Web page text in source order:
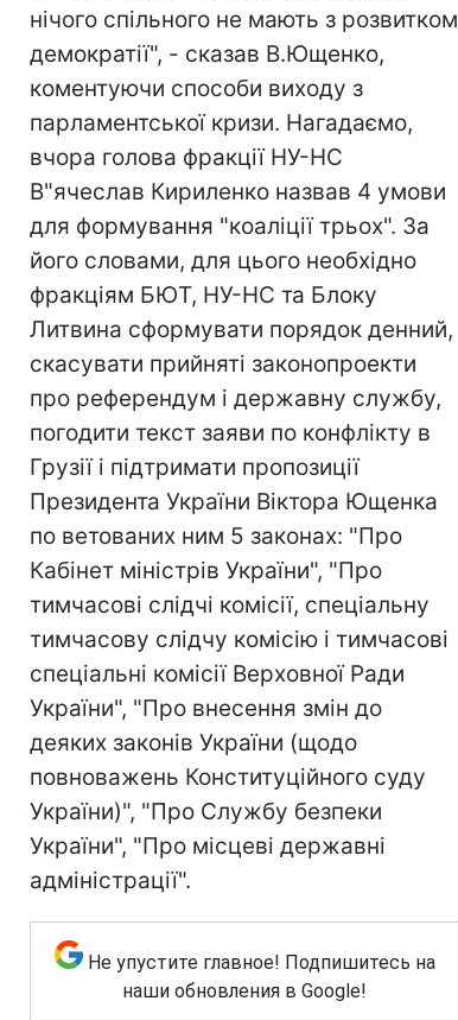
нічого спільного не мають з розвитком
демократії", - сказав В.Ющенко,
коментуючи способи виходу з
парламентської кризи. Нагадаємо,
вчора голова фракції НУ-НС
В"ячеслав Кириленко назвав 4 умови
для формування "коаліції трьох". За
його словами, для цього необхідно
фракціям БЮТ, НУ-НС та Блоку
Литвина сформувати порядок денний,
скасувати прийняті законопроекти
про референдум і державну службу,
погодити текст заяви по конфлікту в
Грузії і підтримати пропозиції
Президента України Віктора Ющенка
по ветованих ним 5 законах: "Про
Кабінет міністрів України", "Про
тимчасові слідчі комісії, спеціальну
тимчасову слідчу комісію і тимчасові
спеціальні комісії Верховної Ради
України", "Про внесення змін до
деяких законів України (щодо
повноважень Конституційного суду
України)", "Про Службу безпеки
України", "Про місцеві державні
адміністрації".
Не упустите главное! Подпишитесь на
наши обновления в Google!